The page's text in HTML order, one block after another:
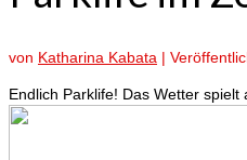
von Katharina Kabata |
Endlich Parklife! Das Wetter spielt